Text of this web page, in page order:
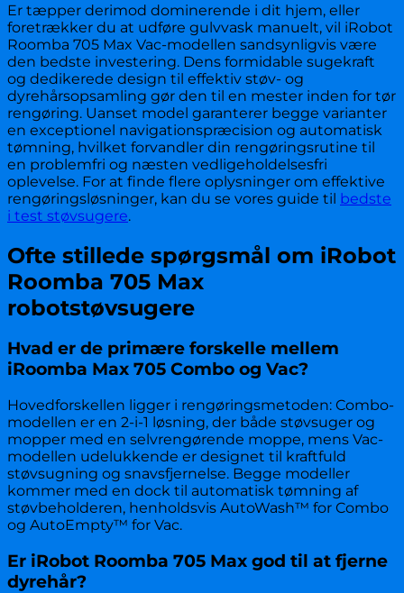
Er tæpper derimod dominerende i dit hjem, eller
foretrækker du at udføre gulvvask manuelt, vil iRobot
Roomba 705 Max Vac-modellen sandsynligvis være
den bedste investering. Dens formidable sugekraft
og dedikerede design til effektiv støv- og
dyrehårsopsamling gør den til en mester inden for tør
rengøring. Uanset model garanterer begge varianter
en exceptionel navigationspræcision og automatisk
tømning, hvilket forvandler din rengøringsrutine til
en problemfri og næsten vedligeholdelsesfri
oplevelse. For at finde flere oplysninger om effektive
rengøringsløsninger, kan du se vores guide til bedste
i test støvsugere.
Ofte stillede spørgsmål om iRobot
Roomba 705 Max
robotstøvsugere
Hvad er de primære forskelle mellem
iRoomba Max 705 Combo og Vac?
Hovedforskellen ligger i rengøringsmetoden: Combo-
modellen er en 2-i-1 løsning, der både støvsuger og
mopper med en selvrengørende moppe, mens Vac-
modellen udelukkende er designet til kraftfuld
støvsugning og snavsfjernelse. Begge modeller
kommer med en dock til automatisk tømning af
støvbeholderen, henholdsvis AutoWash™ for Combo
og AutoEmpty™ for Vac.
Er iRobot Roomba 705 Max god til at fjerne
dyrehår?